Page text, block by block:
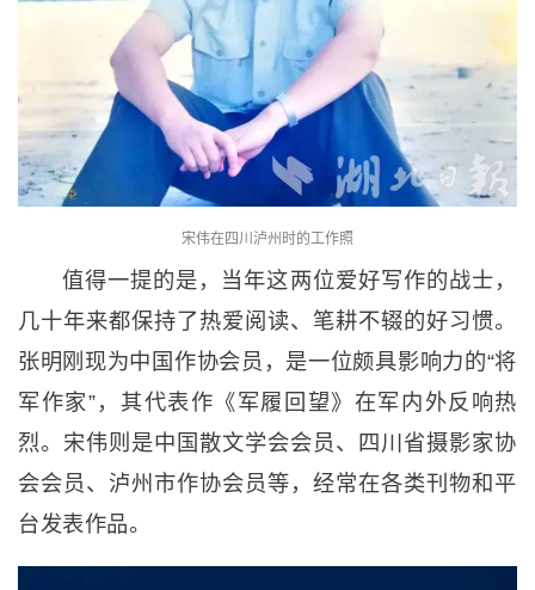
宋伟在四川泸州时的工作照
值得一提的是，当年这两位爱好写作的战士，
几十年来都保持了热爱阅读、笔耕不辍的好习惯。
张明刚现为中国作协会员，是一位颇具影响力的“将
军作家”，其代表作《军履回望》在军内外反响热
烈。宋伟则是中国散文学会会员、四川省摄影家协
会会员、泸州市作协会员等，经常在各类刊物和平
台发表作品。